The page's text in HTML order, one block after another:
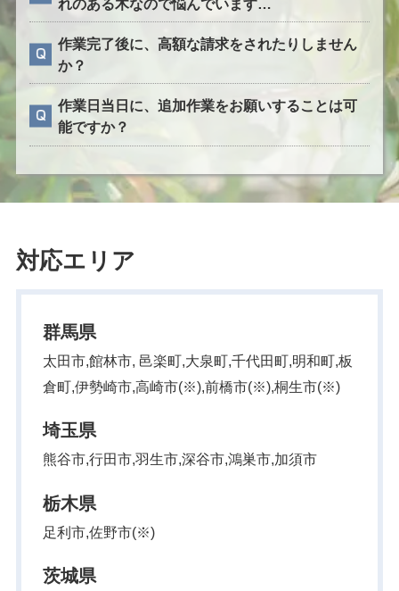
れのある木なので悩んでいます…
作業完了後に、高額な請求をされたりしません
か？
作業日当日に、追加作業をお願いすることは可
能ですか？
対応エリア
群馬県
太田市,館林市, 邑楽町,大泉町,千代田町,明和町,板
倉町,伊勢崎市,高崎市(※),前橋市(※),桐生市(※)
埼玉県
熊谷市,行田市,羽生市,深谷市,鴻巣市,加須市
栃木県
足利市,佐野市(※)
茨城県